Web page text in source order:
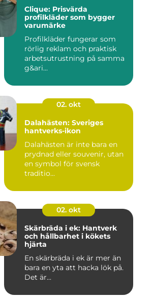
Clique: Prisvärda
profilkläder som bygger
varumärke
Profilkläder fungerar som
rörlig reklam och praktisk
arbetsutrustning på samma
g&ari...
02. okt
Dalahästen: Sveriges
hantverks-ikon
Dalahästen är inte bara en
prydnad eller souvenir, utan
en symbol för svensk
traditio...
02. okt
Skärbräda i ek: Hantverk
och hållbarhet i kökets
hjärta
En skärbräda i ek är mer än
bara en yta att hacka lök på.
Det är...